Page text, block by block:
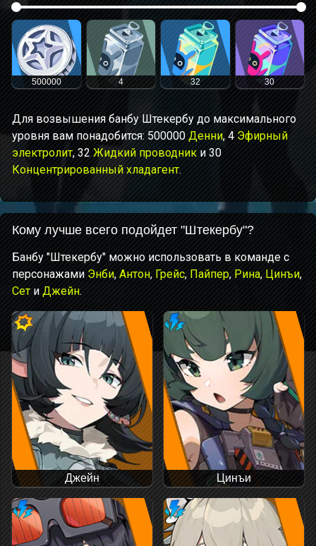
500000 4 32 30
Для возвышения банбу Штекербу до максимального
уровня вам понадобится: 500000 Денни, 4 Эфирный
электролит, 32 Жидкий проводник и 30
Концентрированный хладагент.
Кому лучше всего подойдет "Штекербу"?
Банбу "Штекербу" можно использовать в команде с
персонажами Энби, Антон, Грейс, Пайпер, Рина, Цинъи,
Сет и Джейн.
Джейн Цинъи